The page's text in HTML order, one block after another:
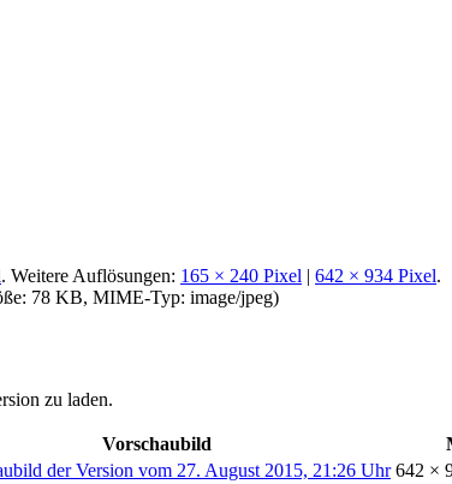
. Weitere Auflösungen: 165 × 240 Pixel | 642 × 934 Pixel.
78 KB, MIME-Typ: image/jpeg)
zu laden.
Vorschaubild
642 ×